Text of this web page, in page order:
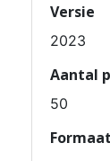
Versie
2023
Aantal
50
Formaat